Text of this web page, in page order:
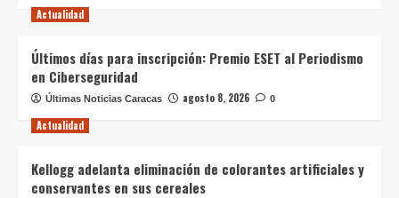
Actualidad
Últimos días para inscripción: Premio ESET al Periodismo
en Ciberseguridad
Últimas Noticias Caracas agosto 8, 2026 0
Actualidad
Kellogg adelanta eliminación de colorantes artificiales y
conservantes en sus cereales